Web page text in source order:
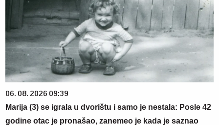
06. 08. 2026 09:39
Marija (3) se igrala u dvorištu i samo je nestala: Posle 42
godine otac je pronašao, zanemeo je kada je saznao